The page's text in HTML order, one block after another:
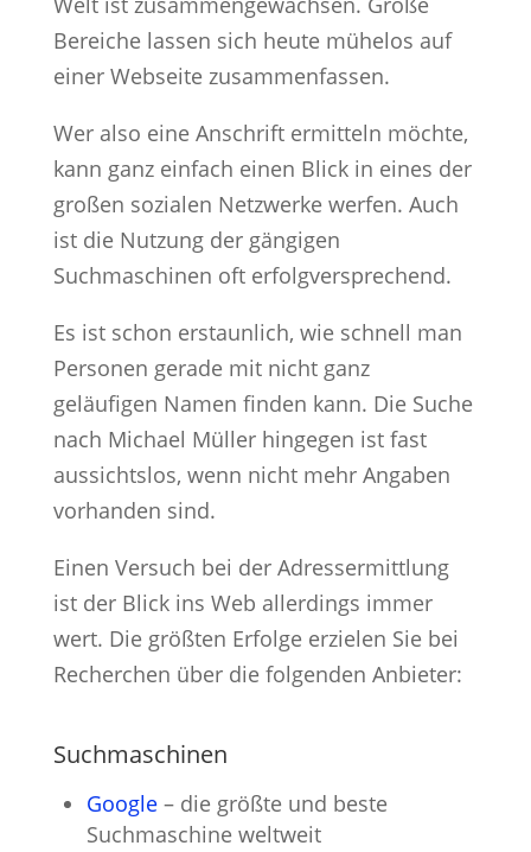
Bereiche lassen sich heute mühelos auf
einer Webseite zusammenfassen.
Wer also eine Anschrift ermitteln möchte,
kann ganz einfach einen Blick in eines der
großen sozialen Netzwerke werfen. Auch
ist die Nutzung der gängigen
Suchmaschinen oft erfolgversprechend.
Es ist schon erstaunlich, wie schnell man
Personen gerade mit nicht ganz
geläufigen Namen finden kann. Die Suche
nach Michael Müller hingegen ist fast
aussichtslos, wenn nicht mehr Angaben
vorhanden sind.
Einen Versuch bei der Adressermittlung
ist der Blick ins Web allerdings immer
wert. Die größten Erfolge erzielen Sie bei
Recherchen über die folgenden Anbieter:
Suchmaschinen
Google– die größte und beste
Suchmaschine weltweit